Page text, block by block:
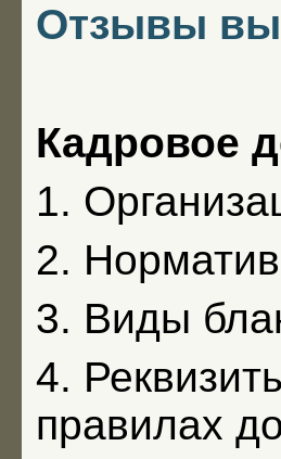
Отзывы
Кадровое
1.
2.
3. Виды
4.
правилах